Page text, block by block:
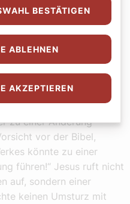
auf
nicht harmlos?
zu einer Änderung
vor der Bibel,
könnte zu einer
führen!“ Jesus ruft nicht
auf, sondern einer
keinen Umsturz mit
BESTÄTIGEN
ABLEHNEN
AKZEPTIEREN